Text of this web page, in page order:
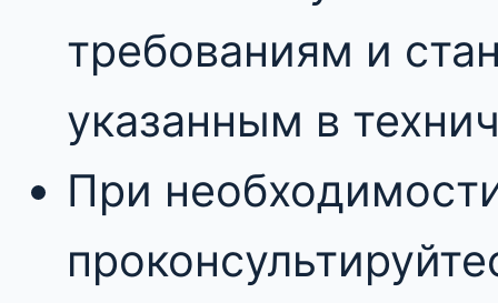
требованиям и
указанным в
При